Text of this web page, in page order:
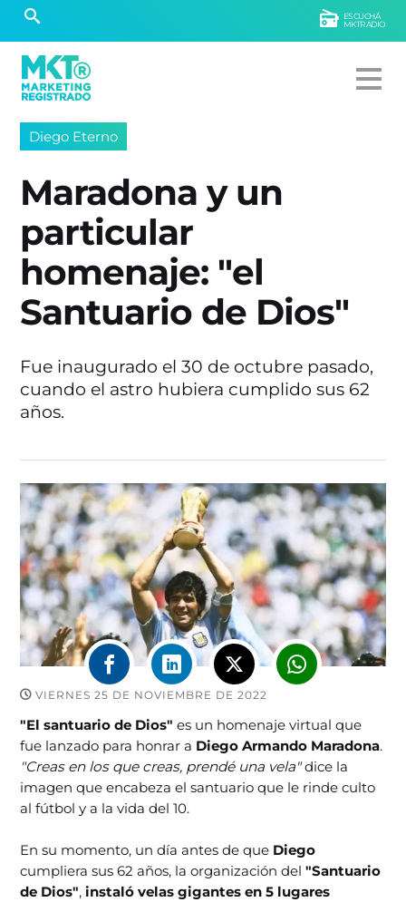
ESCUCHÁ
MKTRADIO
Diego Eterno
Maradona y un
particular
homenaje: "el
Santuario de Dios"
Fue inaugurado el 30 de octubre pasado,
cuando el astro hubiera cumplido sus 62
años.
VIERNES 25 DE NOVIEMBRE DE 2022
"El santuario de Dios"es un homenaje virtual que
fue lanzado para honrar a Diego Armando Maradona.
"Creas en los que creas, prendé una vela"dice la
imagen que encabeza el santuario que le rinde culto
al fútbol y a la vida del 10.
En su momento, un día antes de que Diego
cumpliera sus 62 años, la organización del "Santuario
de Dios",instaló velas gigantes en 5 lugares